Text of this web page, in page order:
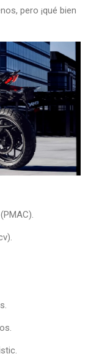
pero ¡qué bien